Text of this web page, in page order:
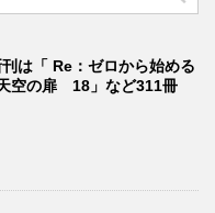
は「 Re：ゼロから始める
空の扉 18」など311冊